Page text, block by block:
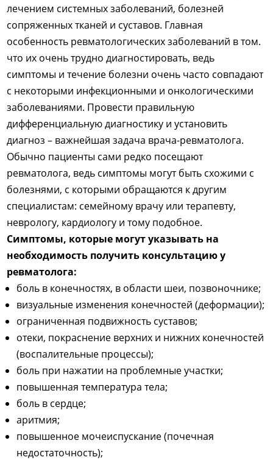
лечением системных заболеваний, болезней
сопряженных тканей и суставов. Главная
особенность ревматологических заболеваний в том.
что их очень трудно диагностировать, ведь
симптомы и течение болезни очень часто совпадают
с некоторыми инфекционными и онкологическими
заболеваниями. Провести правильную
дифференциальную диагностику и установить
диагноз – важнейшая задача врача-ревматолога.
Обычно пациенты сами редко посещают
ревматолога, ведь симптомы могут быть схожими с
болезнями, с которыми обращаются к другим
специалистам: семейному врачу или терапевту,
неврологу, кардиологу и тому подобное.
Симптомы, которые могут указывать на
необходимость получить консультацию у
ревматолога:
боль в конечностях, в области шеи, позвоночнике;
визуальные изменения конечностей (деформации);
ограниченная подвижность суставов;
отеки, покраснение верхних и нижних конечностей
(воспалительные процессы);
боль при нажатии на проблемные участки;
повышенная температура тела;
боль в сердце;
аритмия;
повышенное мочеиспускание (почечная
недостаточность);